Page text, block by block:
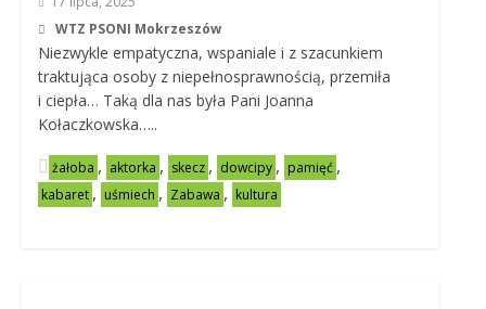
WTZ PSONI Mokrzeszów
Niezwykle empatyczna, wspaniale i z szacunkiem
traktująca osoby z niepełnosprawnością, przemiła
i ciepła… Taką dla nas była Pani Joanna
Kołaczkowska…..
żałoba , aktorka , skecz , dowcipy , pamięć ,
kabaret , uśmiech , Zabawa , kultura